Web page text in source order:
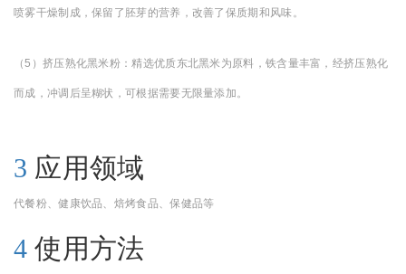
喷雾干燥制成，保留了胚芽的营养，改善了保质期和风味。
（5 ）挤压熟化黑米粉：精选优质东北黑米为原料，铁含量丰富，经挤压熟化
而成，冲调后呈糊状，可根据需要无限量添加。
3 应用领域
代餐粉、健康饮品、焙烤食品、保健品等
4 使用方法